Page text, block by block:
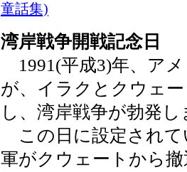
童話集)
湾岸戦争開戦記念日
1991(平成3)年、ア
が、イラクとクウェ
し、湾岸戦争が勃発
この日に設定されて
軍がクウェートから